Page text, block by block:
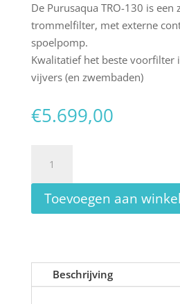
De Purusaqua TRO-130 is een
trommelfilter, met externe
spoelpomp.
Kwalitatief het beste voorfilter
vijvers (en zwembaden)
€5.699,00
TRO-
130
trommelfilter
Toevoegen aan
Beschrijving